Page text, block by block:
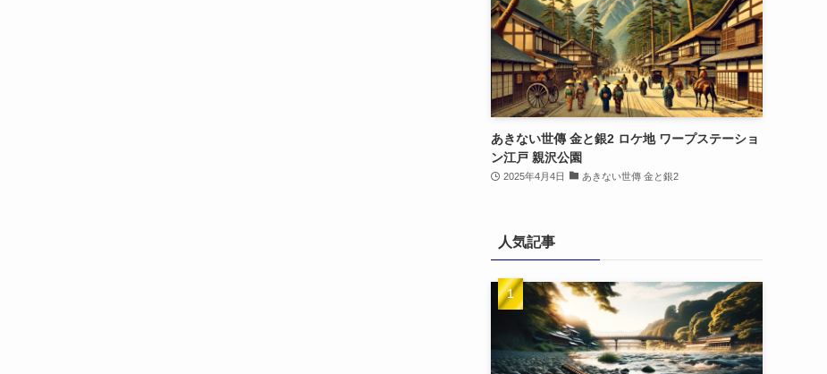
あきない世傳 金と銀2 ロケ地 ワープステーショ
ン江戸 親沢公園
2025年4月4日 あきない世傳 金と銀2
人気記事